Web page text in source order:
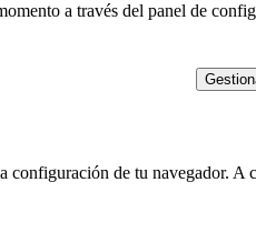
a través del panel de
configuración de tu navegador.